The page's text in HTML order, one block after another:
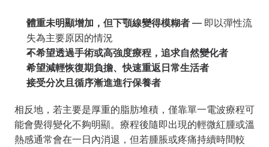
體重未明顯增加，但下顎線變得模糊者 — 即以彈性流
失為主要原因的情況
不希望透過手術或高強度療程，追求自然變化者
希望減輕恢復期負擔、快速重返日常生活者
接受分次且循序漸進進行保養者
相反地，若主要是厚重的脂肪堆積，僅靠單一電波療程可
能會覺得變化不夠明顯。療程後隨即出現的輕微紅腫或溫
熱感通常會在一日內消退，但若腫脹或疼痛持續時間較